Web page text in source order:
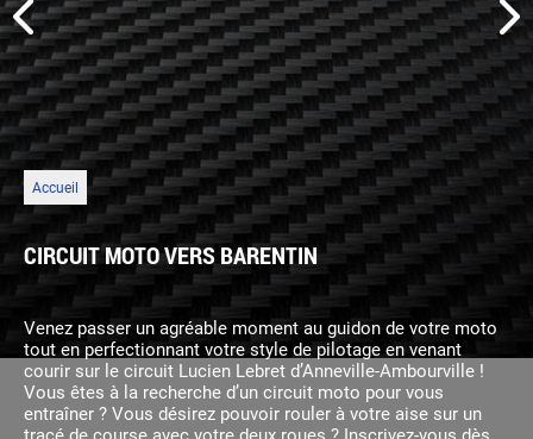
Accueil
CIRCUIT MOTO VERS BARENTIN
Venez passer un agréable moment au guidon de votre moto
tout en perfectionnant votre style de pilotage en venant
courir sur le circuit Lucien Lebret d’Anneville-Ambourville !
Vous êtes à la recherche d’un circuit moto pour vous
entraîner ? Vous désirez pouvoir rouler à votre aise sur un